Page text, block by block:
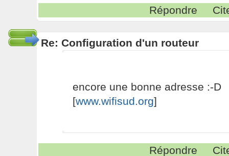
Répondre
Re: Configuration d'un routeur
encore une bonne adresse :-D
[www.wifisud.org]
Répondre